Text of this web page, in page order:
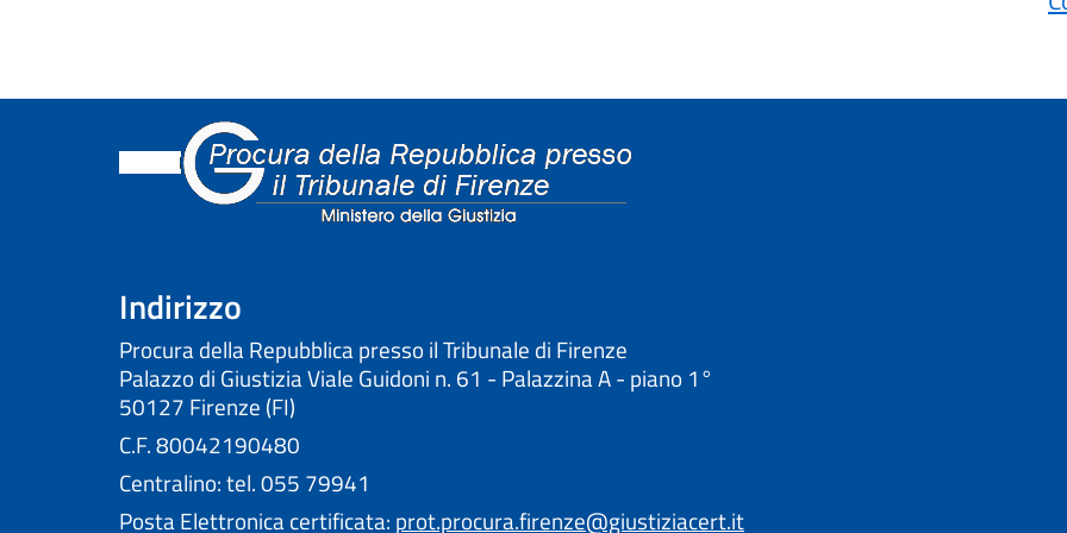
Indirizzo
Procura della Repubblica presso il Tribunale di Firenze
Palazzo di Giustizia Viale Guidoni n. 61 - Palazzina A - piano 1°
50127 Firenze (FI)
C.F. 80042190480
Centralino: tel. 055 79941
Posta Elettronica certificata: prot.procura.firenze@giustiziacert.it